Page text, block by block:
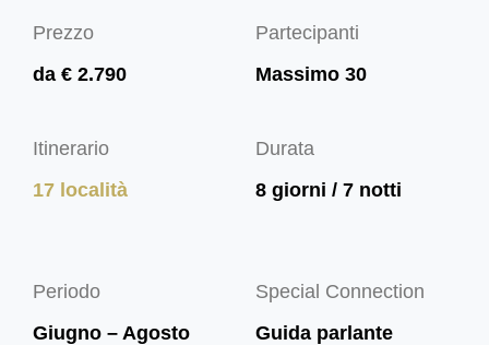
Prezzo
da € 2.790
Partecipanti
Massimo 30
Itinerario
17 località
Durata
8 giorni / 7 notti
Periodo
Giugno – Agosto
Special Connection
Guida parlante